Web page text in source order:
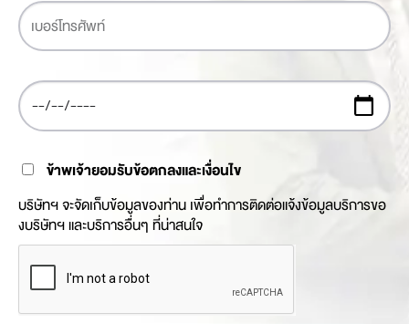
ข้าพเจ้ายอมรับข้อตกลงและเงื่อนไข
บริษัทฯ จะจัดเก็บข้อมูลของท่าน เพื่อทำการติดต่อแจ้งข้อมูลบริการขอ
งบริษัทฯ และบริการอื่นๆ ที่น่าสนใจ